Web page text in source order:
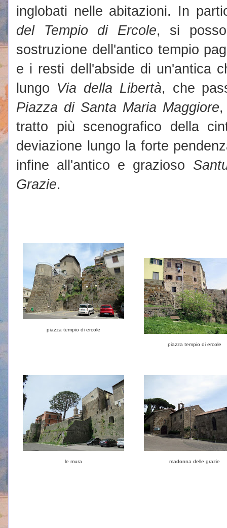
inglobati nelle abitazioni. In
del Tempio di Ercole, si
sostruzione dell'antico tempio
e i resti dell'abside di un'antica
lungo Via della Libertà, che
Piazza di Santa Maria Maggiore
tratto più scenografico della
deviazione lungo la forte
infine all'antico e grazioso
Grazie.
piazza tempio di ercole
piazza tempio di ercole
le mura madonna delle grazie